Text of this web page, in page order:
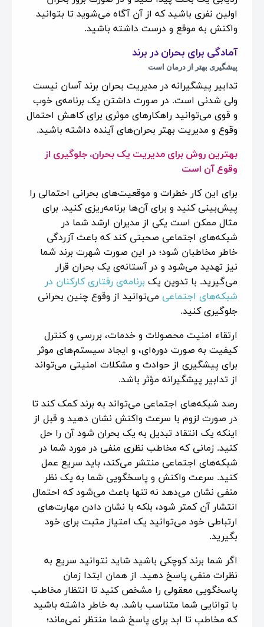
اولین نفری باشید که از آن آگاه می‌شوید تا بتوانید
واکنش به موقع و درست داشته باشید.
آمادگی برای بحران در برند
پیشگیری بهتر از درمان است
تدابیر پیشگیرانه در مدیریت بحران برند آسان نیست
ولی شدنی است. در صورت داشتن یک برنامه‌ی خوب
و قوی می‌توانید راهکارهای موثری برای کاهش احتمال
وقوع و مدیریت بهتر بحران‌های آینده داشته باشید.
بهترین روش برای مدیریت یک بحران، جلوگیری از
وقوع آن است
برای این کار خطرات و موقعیت‌های بحرانی احتمالی را
پیش‌بینی کنید و برای آن‌ها برنامه‌ریزی کنید. برای
مثال ممکن است یکی از مدیران ارشد شما در
شبکه‌های اجتماعی صحبتی کند که باعث آزردگی
خاطر مخاطبان شود؛ در این صورت شهرت برند شما
نیز تهدید می‌شود و در آستانه‌ی یک بحران قرار
می‌گیرید. با تدوین یک برنامه‌ی رفتاری کارکنان در
شبکه‌های اجتماعی می‌توانید از وقوع چنین بحرانی
جلوگیری کنید.
ارتقاء امنیت محصولات و خدمات، بررسی و کنترل
کیفیت به صورت دوره‌ای، و ایجاد سیستم‌های موثر
برای پیشگیری از حوادث و مشکلات امنیتی می‌تواند
از تدابیر پیشگیرانه مؤثر باشد.
رصد شبکه‌های اجتماعی می‌تواند به برند کمک کند تا
در صورت لزوم با سرعت واکنش نشان دهید و قبل از
اینکه یک انتقاد تبدیل به یک بحران شود آن‌ را حل
کنید. زمانی که مخاطب نظری منفی در مورد شما در
شبکه‌های اجتماعی منتشر می‌کند، باید سریع عمل
کنید. سرعت واکنش و پاسخگویی شما به یک نظر
منفی نشان می‌دهد نه تنها باعث می‌شود که احتمال
انتشار آن کمتر شود، بلکه با نشان دادن مهارت‌های
ارتباطی خود می‌توانید یک امتیاز مثبت برای خود
بگیرید.
اگر شما برند کوچکی باشید شاید نتوانید سریع به
نظرات منفی پاسخ دهید. از همان ابتدا زمان
پاسخگویی معقولی را مشخص کنید تا انتظار مخاطب
با توانایی شما متناسب باشد. به خاطر داشته باشید
که مخاطب تا ابد برای پاسخ شما منتظر نمی‌ماند؛